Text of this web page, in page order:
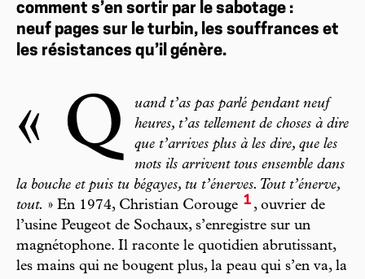
comment s’en sortir par le sabotage :
neuf pages sur le turbin, les souffrances et
les résistances qu’il génère.
« Q
uand t’as pas parlé pendant neuf
heures, t’as tellement de choses à dire
que t’arrives plus à les dire, que les
mots ils arrivent tous ensemble dans
la bouche et puis tu bégayes, tu t’énerves. Tout t’énerve,
tout. » En 1974, Christian Corouge 1 , ouvrier de
l’usine Peugeot de Sochaux, s’enregistre sur un
magnétophone. Il raconte le quotidien abrutissant,
les mains qui ne bougent plus, la peau qui s’en va, la